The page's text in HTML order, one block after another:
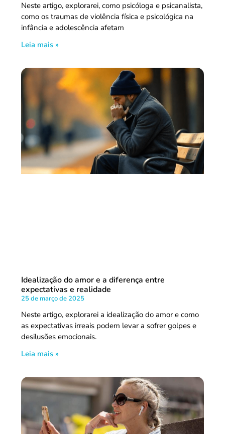
Neste artigo, explorarei, como psicóloga e psicanalista,
como os traumas de violência física e psicológica na
infância e adolescência afetam
Leia mais »
Idealização do amor e a diferença entre
expectativas e realidade
25 de março de 2025
Neste artigo, explorarei a idealização do amor e como
as expectativas irreais podem levar a sofrer golpes e
desilusões emocionais.
Leia mais »